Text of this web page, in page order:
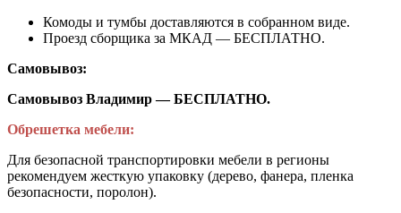
Комоды и тумбы доставляются в собранном виде.
Проезд сборщика за МКАД — БЕСПЛАТНО.
Самовывоз:
Самовывоз Владимир — БЕСПЛАТНО.
Обрешетка мебели:
Для безопасной транспортировки мебели в регионы
рекомендуем жесткую упаковку (дерево, фанера, пленка
безопасности, поролон).